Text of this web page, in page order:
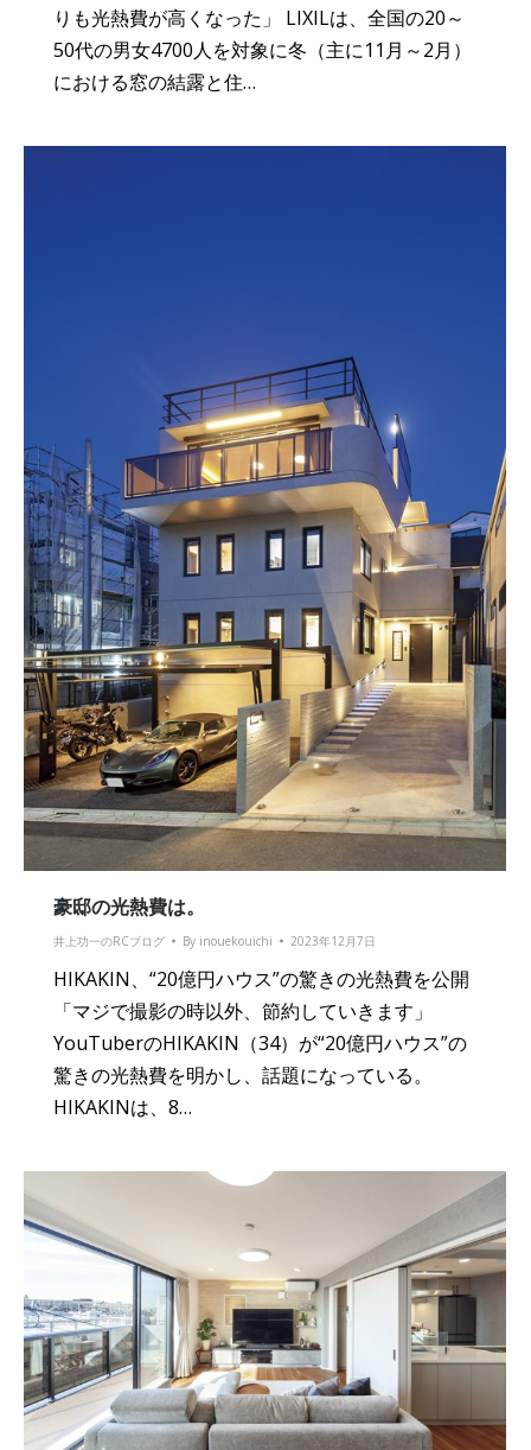
りも光熱費が高くなった」 LIXILは、全国の20～
50代の男女4700人を対象に冬（主に11月～2月）
における窓の結露と住…
豪邸の光熱費は。
井上功一のRCブログ By inouekouichi 2023年12月7日
HIKAKIN、“20億円ハウス”の驚きの光熱費を公開
「マジで撮影の時以外、節約していきます」
YouTuberのHIKAKIN（34）が“20億円ハウス”の
驚きの光熱費を明かし、話題になっている。
HIKAKINは、8…